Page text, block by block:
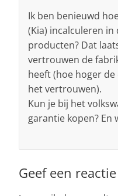
Ik ben benieuwd
(Kia) incalculeren
producten? Dat
vertrouwen de
heeft (hoe hoger
het vertrouwen).
Kun je bij het
garantie kopen? En
Geef een reactie